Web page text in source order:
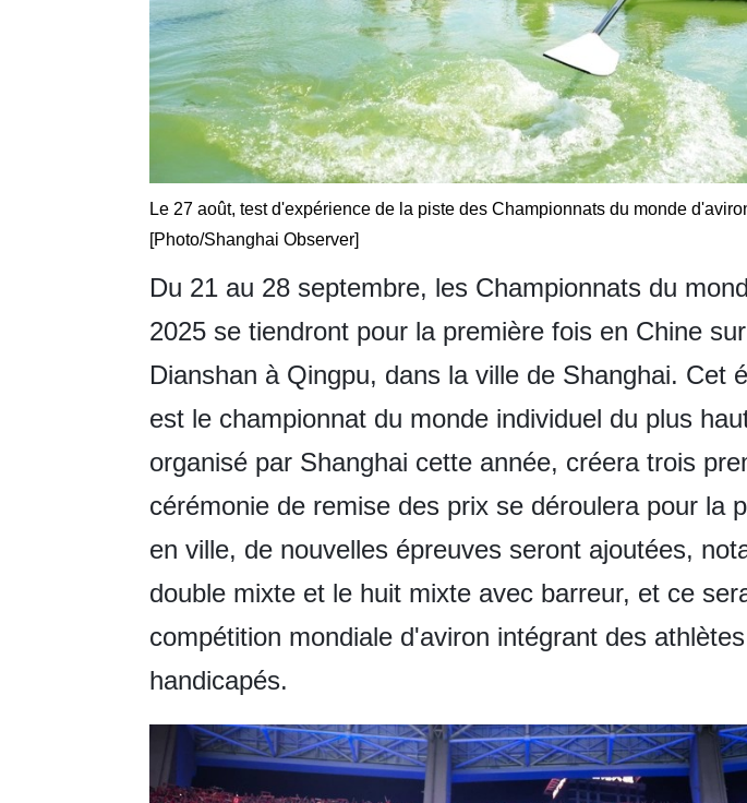
Le 27 août, test d'expérience de la piste des Championnats du monde
[Photo/Shanghai Observer]
Du 21 au 28 septembre, les Championnats du
2025 se tiendront pour la première fois en Chine
Dianshan à Qingpu, dans la ville de Shanghai. Cet
est le championnat du monde individuel du plus
organisé par Shanghai cette année, créera trois
cérémonie de remise des prix se déroulera pour la
en ville, de nouvelles épreuves seront ajoutées,
double mixte et le huit mixte avec barreur, et ce
compétition mondiale d'aviron intégrant des
handicapés.